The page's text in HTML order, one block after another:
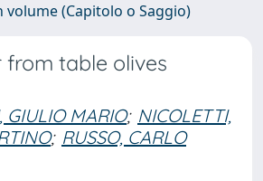
(Capitolo o Saggio)
table olives
GIULIO MARIO; NICOLETTI,
; RUSSO, CARLO